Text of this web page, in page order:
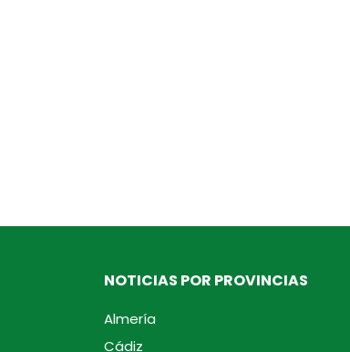
NOTICIAS POR PROVINCIAS
Almería
Cádiz